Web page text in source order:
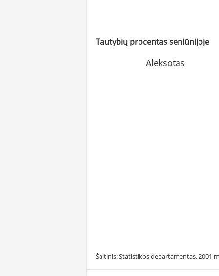
Tautybių procentas seniūnijoje
Aleksotas
Šaltinis: Statistikos departamentas, 2001